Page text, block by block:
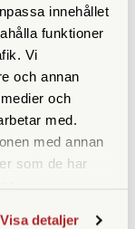
innehållet
funktioner
Vi
och annan
och
med.
med annan
som de har
Visa detaljer